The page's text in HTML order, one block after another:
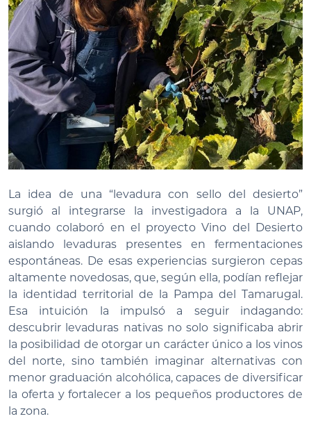
La idea de una “levadura con sello del desierto”
surgió al integrarse la investigadora a la UNAP,
cuando colaboró en el proyecto Vino del Desierto
aislando levaduras presentes en fermentaciones
espontáneas. De esas experiencias surgieron cepas
altamente novedosas, que, según ella, podían reflejar
la identidad territorial de la Pampa del Tamarugal.
Esa intuición la impulsó a seguir indagando:
descubrir levaduras nativas no solo significaba abrir
la posibilidad de otorgar un carácter único a los vinos
del norte, sino también imaginar alternativas con
menor graduación alcohólica, capaces de diversificar
la oferta y fortalecer a los pequeños productores de
la zona.